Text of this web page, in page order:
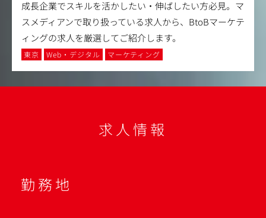
成長企業でスキルを活かしたい・伸ばしたい方必見。マ
スメディアンで取り扱っている求人から、BtoBマーケテ
ィングの求人を厳選してご紹介します。
東京 Web・デジタル マーケティング
求人情報
勤務地